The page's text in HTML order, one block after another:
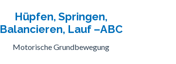
Hüpfen, Springen,
Balancieren, Lauf –ABC
Motorische Grundbewegung